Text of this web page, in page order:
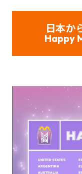
日本か
Happy